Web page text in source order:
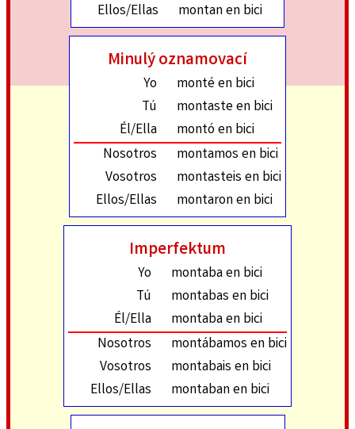
Ellos/Ellas
montan en bici
Minulý oznamovací
Yo
monté en bici
Tú
montaste en bici
Él/Ella
montó en bici
Nosotros
montamos en bici
Vosotros
montasteis en bici
Ellos/Ellas
montaron en bici
Imperfektum
Yo
montaba en bici
Tú
montabas en bici
Él/Ella
montaba en bici
Nosotros
montábamos en bici
Vosotros
montabais en bici
Ellos/Ellas
montaban en bici